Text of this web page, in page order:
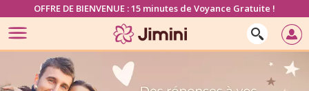
OFFRE DE BIENVENUE : 15 minutes de Voyance Gratuite !